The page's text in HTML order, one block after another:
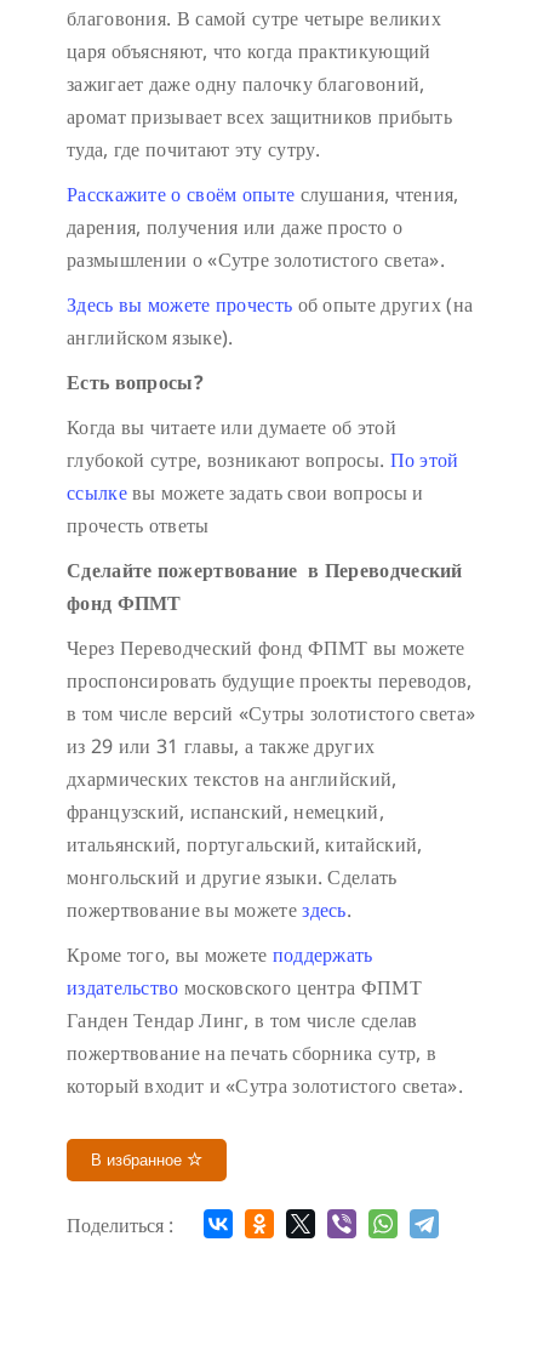
благовония. В самой сутре четыре великих
царя объясняют, что когда практикующий
зажигает даже одну палочку благовоний,
аромат призывает всех защитников прибыть
туда, где почитают эту сутру.
Расскажите о своём опыте слушания, чтения,
дарения, получения или даже просто о
размышлении о «Сутре золотистого света».
Здесь вы можете прочесть об опыте других (на
английском языке).
Есть вопросы?
Когда вы читаете или думаете об этой
глубокой сутре, возникают вопросы. По этой
ссылкевы можете задать свои вопросы и
прочесть ответы
Сделайте пожертвование в Переводческий
фонд ФПМТ
Через Переводческий фонд ФПМТ вы можете
проспонсировать будущие проекты переводов,
в том числе версий «Сутры золотистого света»
из 29 или 31 главы, а также других
дхармических текстов на английский,
французский, испанский, немецкий,
итальянский, португальский, китайский,
монгольский и другие языки. Сделать
пожертвование вы можетездесь.
Кроме того, вы можете поддержать
издательство московского центра ФПМТ
Ганден Тендар Линг, в том числе сделав
пожертвование на печать сборника сутр, в
который входит и «Сутра золотистого света».
В избранное
Поделиться :